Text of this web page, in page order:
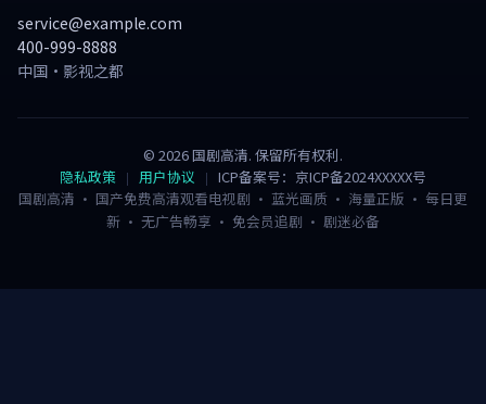
service@example.com
400-999-8888
中国·影视之都
© 2026国剧高清. 保留所有权利.
隐私政策
用户协议
ICP备案号：京ICP备2024XXXXX号
国剧高清 · 国产免费高清观看电视剧 · 蓝光画质 · 海量正版 · 每日更
新 · 无广告畅享 · 免会员追剧 · 剧迷必备